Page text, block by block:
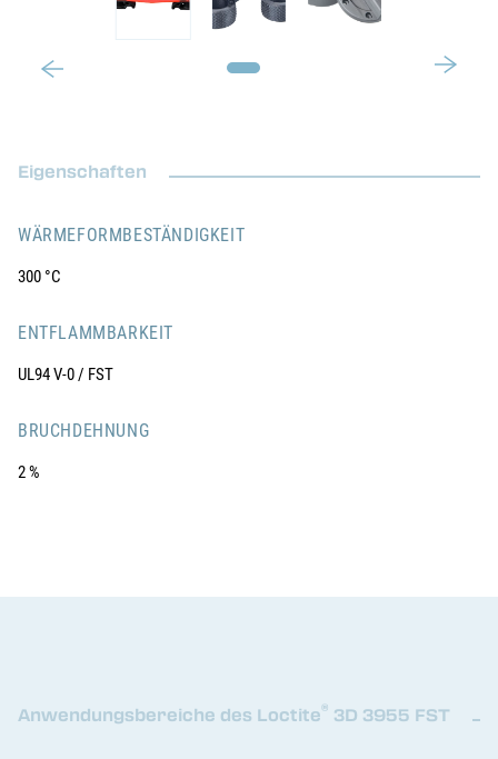
Eigenschaften
WÄRMEFORMBESTÄNDIGKEIT
300 °C
ENTFLAMMBARKEIT
UL94 V-0 / FST
BRUCHDEHNUNG
2 %
Anwendungsbereiche des Loctite® 3D 3955 FST